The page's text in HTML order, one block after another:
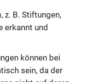
z. B. Stiftungen,
erkannt und
können bei
sein, da der